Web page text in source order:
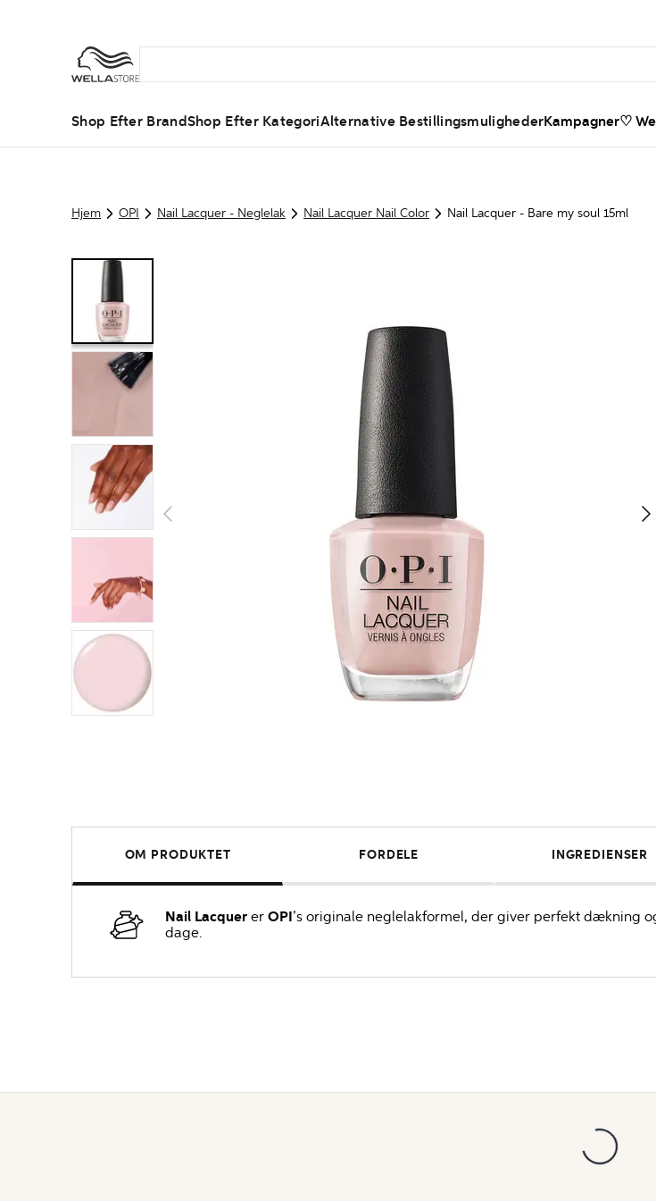
Shop Efter BrandShop Efter KategoriAlternative BestillingsmulighederKampagner♡
Hjem OPI Nail Lacquer - Neglelak Nail Lacquer Nail Color Nail Lacquer - Bare my soul 15ml
OM PRODUKTET FORDELE INGREDIENSER
Nail Lacquer er OPI’s originale neglelakformel, der giver perfekt dækning
dage.